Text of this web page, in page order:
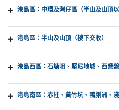
港島區：中環及灣仔區（半山及山頂以
港島區：半山及山頂（樓下交收）
港島西區：石塘咀、堅尼地城、西營盤
港島南區：赤柱、黃竹坑、鴨脷洲、淺